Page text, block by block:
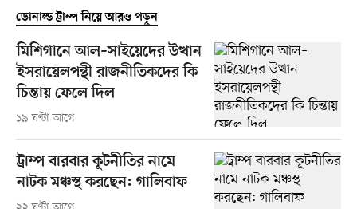
ডোনাল্ড ট্রাম্প নিয়ে আরও পড়ুন
মিশিগানে আল–সাইয়েদের উত্থান
ইসরায়েলপন্থী রাজনীতিকদের কি
চিন্তায় ফেলে দিল
১৯ ঘণ্টা আগে
ট্রাম্প বারবার কূটনীতির নামে
নাটক মঞ্চস্থ করছেন: গালিবাফ